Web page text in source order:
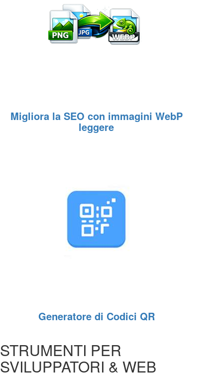
Migliora la SEO con immagini WebP
leggere
Generatore di Codici QR
STRUMENTI PER
SVILUPPATORI & WEB